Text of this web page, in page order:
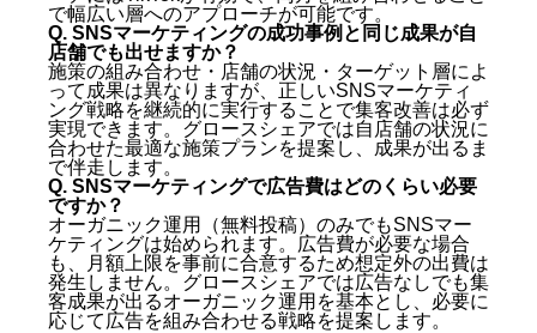
で幅広い層へのアプローチが可能です。
Q. SNSマーケティングの成功事例と同じ成果が自
店舗でも出せますか？
施策の組み合わせ・店舗の状況・ターゲット層によ
って成果は異なりますが、正しいSNSマーケティ
ング戦略を継続的に実行することで集客改善は必ず
実現できます。グロースシェアでは自店舗の状況に
合わせた最適な施策プランを提案し、成果が出るま
で伴走します。
Q. SNSマーケティングで広告費はどのくらい必要
ですか？
オーガニック運用（無料投稿）のみでもSNSマー
ケティングは始められます。広告費が必要な場合
も、月額上限を事前に合意するため想定外の出費は
発生しません。グロースシェアでは広告なしでも集
客成果が出るオーガニック運用を基本とし、必要に
応じて広告を組み合わせる戦略を提案します。